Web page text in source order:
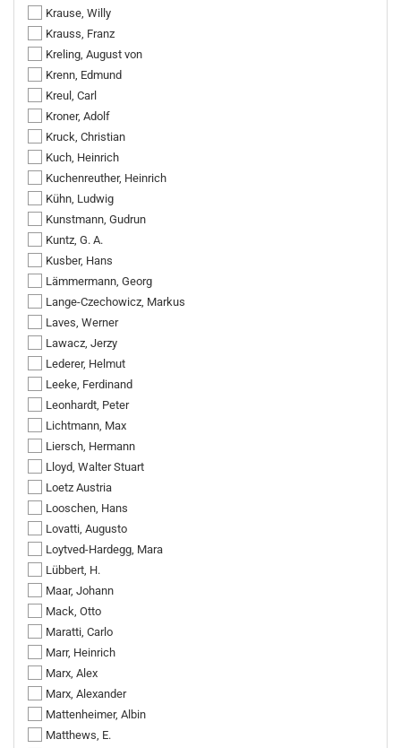
Krause, Willy
Krauss, Franz
Kreling, August von
Krenn, Edmund
Kreul, Carl
Kroner, Adolf
Kruck, Christian
Kuch, Heinrich
Kuchenreuther, Heinrich
Kühn, Ludwig
Kunstmann, Gudrun
Kuntz, G. A.
Kusber, Hans
Lämmermann, Georg
Lange-Czechowicz, Markus
Laves, Werner
Lawacz, Jerzy
Lederer, Helmut
Leeke, Ferdinand
Leonhardt, Peter
Lichtmann, Max
Liersch, Hermann
Lloyd, Walter Stuart
Loetz Austria
Looschen, Hans
Lovatti, Augusto
Loytved-Hardegg, Mara
Lübbert, H.
Maar, Johann
Mack, Otto
Maratti, Carlo
Marr, Heinrich
Marx, Alex
Marx, Alexander
Mattenheimer, Albin
Matthews, E.